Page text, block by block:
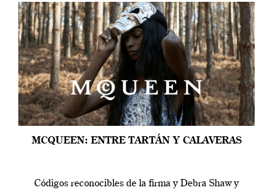
MCQUEEN: ENTRE TARTÁN Y CALAVERAS
Códigos reconocibles de la firma y Debra Shaw y